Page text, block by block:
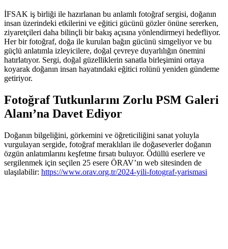
İFSAK iş birliği ile hazırlanan bu anlamlı fotoğraf sergisi, doğanın
insan üzerindeki etkilerini ve eğitici gücünü gözler önüne sererken,
ziyaretçileri daha bilinçli bir bakış açısına yönlendirmeyi hedefliyor.
Her bir fotoğraf, doğa ile kurulan bağın gücünü simgeliyor ve bu
güçlü anlatımla izleyicilere, doğal çevreye duyarlılığın önemini
hatırlatıyor. Sergi, doğal güzelliklerin sanatla birleşimini ortaya
koyarak doğanın insan hayatındaki eğitici rolünü yeniden gündeme
getiriyor.
Fotoğraf Tutkunlarını Zorlu PSM Galeri
Alanı’na Davet Ediyor
Doğanın bilgeliğini, görkemini ve öğreticiliğini sanat yoluyla
vurgulayan sergide, fotoğraf meraklıları ile doğaseverler doğanın
özgün anlatımlarını keşfetme fırsatı buluyor. Ödüllü eserlere ve
sergilenmek için seçilen 25 esere ÖRAV’ın web sitesinden de
ulaşılabilir: https://www.orav.org.tr/2024-yili-fotograf-yarismasi